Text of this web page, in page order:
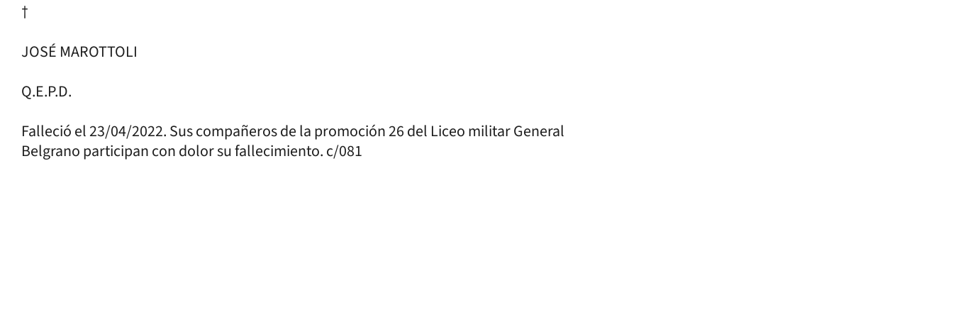
†
JOSÉ MAROTTOLI
Q.E.P.D.
Falleció el 23/04/2022. Sus compañeros de la promoción 26 del Liceo militar General
Belgrano participan con dolor su fallecimiento. c/081